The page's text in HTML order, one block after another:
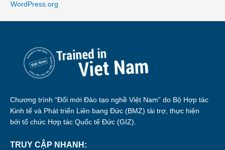
WordPress.org
Chương trình “Đổi mới Đào tạo nghề Việt Nam” do Bộ Hợp tác
Kinh tế và Phát triển Liên bang Đức (BMZ) tài trợ, thực hiện
bởi tổ chức Hợp tác Quốc tế Đức (GIZ).
TRUY CẬP NHANH: